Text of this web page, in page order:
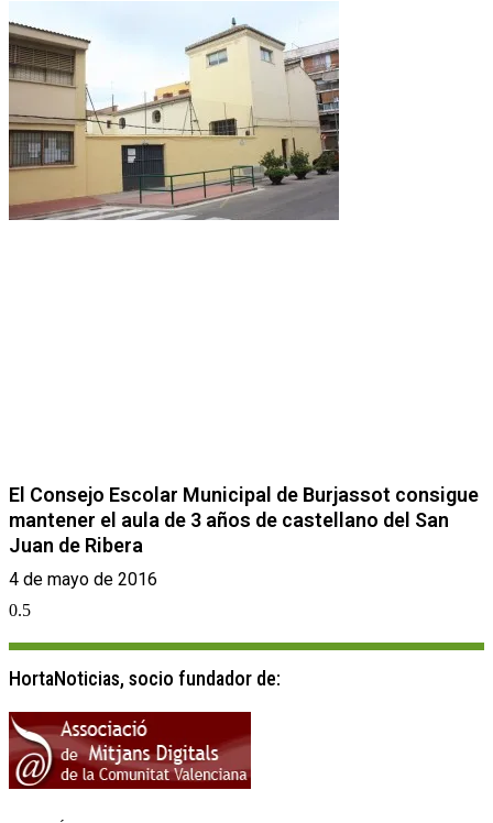
El Consejo Escolar Municipal de Burjassot consigue
mantener el aula de 3 años de castellano del San
Juan de Ribera
4 de mayo de 2016
HortaNoticias, socio fundador de: